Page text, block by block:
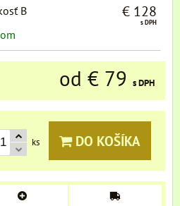
B
€ 128
s DPH
od € 79 s DPH
ks DO KOŠÍKA